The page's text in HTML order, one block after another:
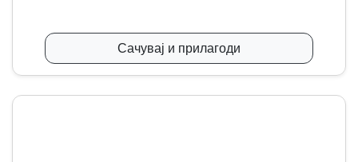
Сачувај и прилагоди